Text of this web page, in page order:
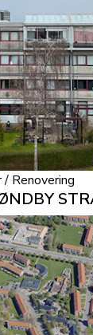
Renovering